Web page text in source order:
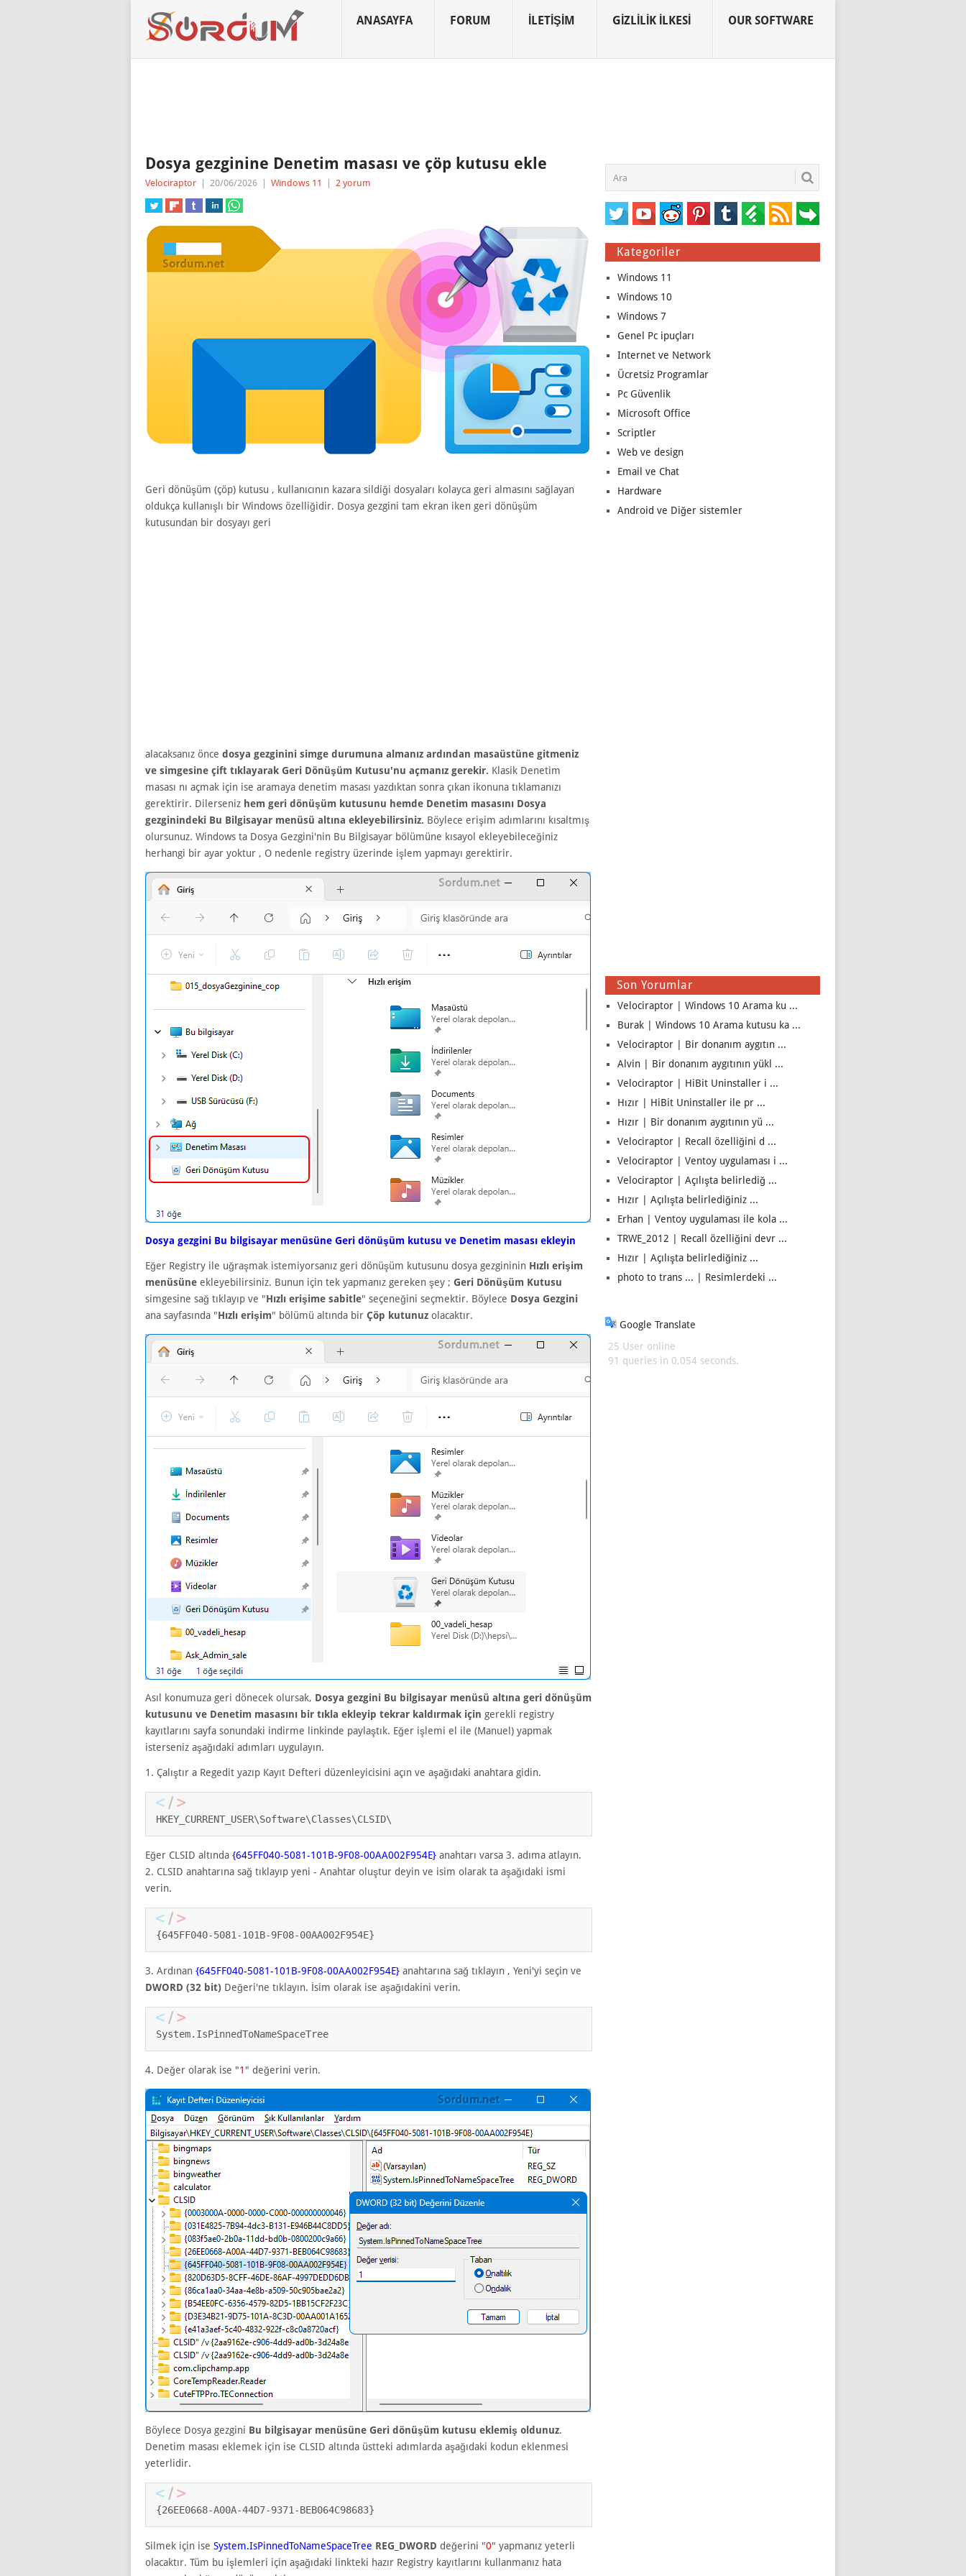
ANASAYFA FORUM İLETIŞIM GIZLILIK İLKESI OUR SOFTWARE
Dosya gezginine Denetim masası ve çöp kutusu ekle
Velociraptor 20/06/2026 Windows 11 2 yorum
Geri dönüşüm (çöp) kutusu , kullanıcının kazara sildiği dosyaları kolayca geri almasını sağlayan
oldukça kullanışlı bir Windows özelliğidir. Dosya gezgini tam ekran iken geri dönüşüm
kutusundan bir dosyayı geri
alacaksanız önce dosya gezginini simge durumuna almanız ardından masaüstüne gitmeniz
ve simgesine çift tıklayarak Geri Dönüşüm Kutusu'nu açmanız gerekir. Klasik Denetim
masası nı açmak için ise aramaya denetim masası yazdıktan sonra çıkan ikonuna tıklamanızı
gerektirir. Dilerseniz hem geri dönüşüm kutusunu hemde Denetim masasını Dosya
gezginindeki Bu Bilgisayar menüsü altına ekleyebilirsiniz. Böylece erişim adımlarını kısaltmış
olursunuz. Windows ta Dosya Gezgini'nin Bu Bilgisayar bölümüne kısayol ekleyebileceğiniz
herhangi bir ayar yoktur , O nedenle registry üzerinde işlem yapmayı gerektirir.
Dosya gezgini Bu bilgisayar menüsüne Geri dönüşüm kutusu ve Denetim masası ekleyin
Eğer Registry ile uğraşmak istemiyorsanız geri dönüşüm kutusunu dosya gezgininin Hızlı erişim
menüsüne ekleyebilirsiniz. Bunun için tek yapmanız gereken şey ; Geri Dönüşüm Kutusu
simgesine sağ tıklayıp ve "Hızlı erişime sabitle" seçeneğini seçmektir. Böylece Dosya Gezgini
ana sayfasında "Hızlı erişim" bölümü altında bir Çöp kutunuz olacaktır.
Asıl konumuza geri dönecek olursak, Dosya gezgini Bu bilgisayar menüsü altına geri dönüşüm
kutusunu ve Denetim masasını bir tıkla ekleyip tekrar kaldırmak için gerekli registry
kayıtlarını sayfa sonundaki indirme linkinde paylaştık. Eğer işlemi el ile (Manuel) yapmak
isterseniz aşağıdaki adımları uygulayın.
1. Çalıştır a Regedit yazıp Kayıt Defteri düzenleyicisini açın ve aşağıdaki anahtara gidin.
HKEY_CURRENT_USER\Software\Classes\CLSID\
Eğer CLSID altında {645FF040-5081-101B-9F08-00AA002F954E} anahtarı varsa 3. adıma atlayın.
2. CLSID anahtarına sağ tıklayıp yeni - Anahtar oluştur deyin ve isim olarak ta aşağıdaki ismi
verin.
{645FF040-5081-101B-9F08-00AA002F954E}
3. Ardınan {645FF040-5081-101B-9F08-00AA002F954E} anahtarına sağ tıklayın , Yeni'yi seçin ve
DWORD (32 bit) Değeri'ne tıklayın. İsim olarak ise aşağıdakini verin.
System.IsPinnedToNameSpaceTree
4. Değer olarak ise "1 " değerini verin.
Böylece Dosya gezgini Bu bilgisayar menüsüne Geri dönüşüm kutusu eklemiş oldunuz.
Denetim masası eklemek için ise CLSID altında üstteki adımlarda aşağıdaki kodun eklenmesi
yeterlidir.
{26EE0668-A00A-44D7-9371-BEB064C98683}
Silmek için ise System.IsPinnedToNameSpaceTree REG_DWORD değerini "0" yapmanız yeterli
olacaktır. Tüm bu işlemleri için aşağıdaki linkteki hazır Registry kayıtlarını kullanmanız hata
Kategoriler
Windows 11
Windows 10
Windows 7
Genel Pc ipuçları
Internet ve Network
Ücretsiz Programlar
Pc Güvenlik
Microsoft Office
Scriptler
Web ve design
Email ve Chat
Hardware
Android ve Diğer sistemler
Son Yorumlar
Velociraptor | Windows 10 Arama ku ...
Burak | Windows 10 Arama kutusu ka ...
Velociraptor | Bir donanım aygıtın ...
Alvin | Bir donanım aygıtının yükl ...
Velociraptor | HiBit Uninstaller i ...
Hızır | HiBit Uninstaller ile pr ...
Hızır | Bir donanım aygıtının yü ...
Velociraptor | Recall özelliğini d ...
Velociraptor | Ventoy uygulaması i ...
Velociraptor | Açılışta belirlediğ ...
Hızır | Açılışta belirlediğiniz ...
Erhan | Ventoy uygulaması ile kola ...
TRWE_2012 | Recall özelliğini devr ...
Hızır | Açılışta belirlediğiniz ...
photo to trans ... | Resimlerdeki ...
Google Translate
25 User online
91 queries in 0,054 seconds.